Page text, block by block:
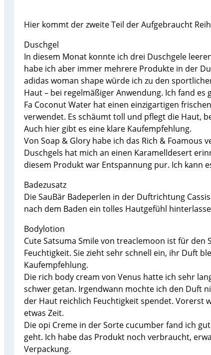
Hier kommt der zweite Teil der Aufgebraucht
Duschgel
In diesem Monat konnte ich drei Duschgele
habe ich aber immer mehrere Produkte in der
adidas woman shape würde ich zu den
Haut – bei regelmäßiger Anwendung. Ich fand
Fa Coconut Water hat einen einzigartigen
verwendet. Es schäumt toll und pflegt die Haut,
Auch hier gibt es eine klare Kaufempfehlung.
Von Soap & Glory habe ich das Rich &
Duschgels hat mich an einen Karamelldesert
diesem Produkt war Entspannung pur. Ich kann
Badezusatz
Die SauBär Badeperlen in der Duftrichtung
nach dem Baden ein tolles Hautgefühl
Bodylotion
Cute Satsuma Smile von treaclemoon ist für
Feuchtigkeit. Sie zieht sehr schnell ein, ihr Duft
Kaufempfehlung.
Die rich body cream von Venus hatte ich sehr
schwer getan. Irgendwann mochte ich den Duft
der Haut reichlich Feuchtigkeit spendet. Vorerst
etwas Zeit.
Die opi Creme in der Sorte cucumber fand ich
geht. Ich habe das Produkt noch verbraucht,
Verpackung.